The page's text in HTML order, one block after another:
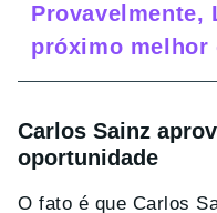
Provavelmente,
próximo
Carlos Sainz
oportunidade
O fato é que Carlos